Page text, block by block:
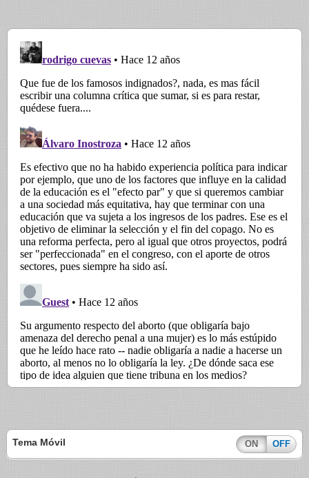
Tema Móvil ON OFF